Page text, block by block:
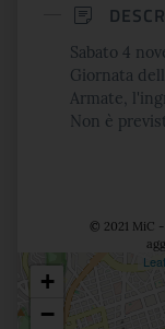
Sabato 4
Giornata
Armate,
Non è
© 2021 MiC
+
−